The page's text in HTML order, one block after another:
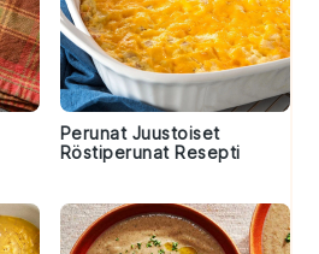
Perunat Juustoiset
Röstiperunat Resepti